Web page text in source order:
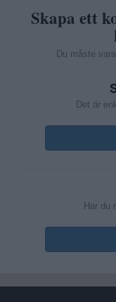
Skapa ett
Du måste
Det är
Har du